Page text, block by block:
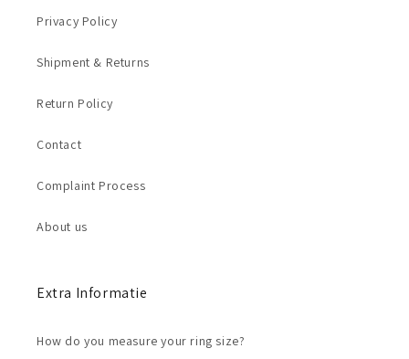
Privacy Policy
Shipment & Returns
Return Policy
Contact
Complaint Process
About us
Extra Informatie
How do you measure your ring size?